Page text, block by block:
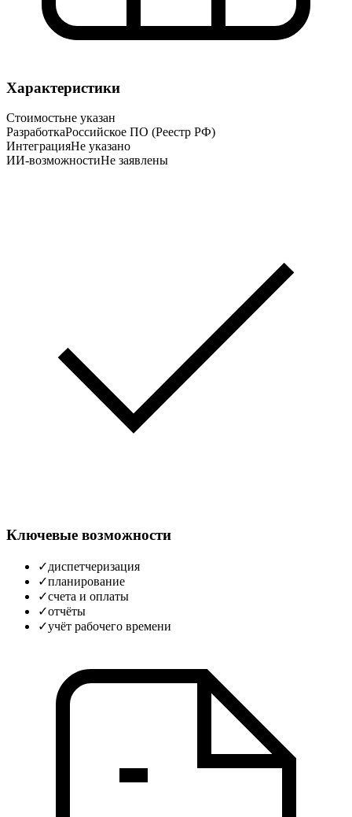
Характеристики
Стоимостьне указан
РазработкаРоссийское ПО (Реестр РФ)
ИнтеграцияНе указано
ИИ-возможностиНе заявлены
Ключевые возможности
✓диспетчеризация
✓планирование
✓счета и оплаты
✓отчёты
✓учёт рабочего времени